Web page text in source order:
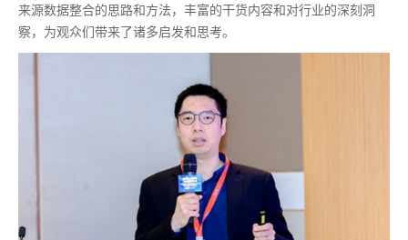
来源数据整合的思路和方法，丰富的干货内容和对行业的深刻洞
察，为观众们带来了诸多启发和思考。